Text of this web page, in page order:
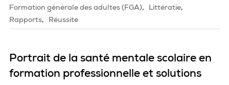
Formation générale des adultes (FGA)
Littératie
Rapports
Réussite
Portrait de la santé mentale scolaire en
formation professionnelle et solutions